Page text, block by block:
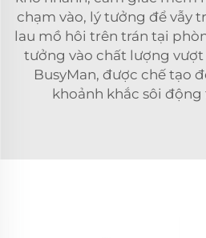
chạm vào, lý tưởng để vẫy
lau mồ hôi trên trán tại
tưởng vào chất lượng
BusyMan, được chế tạo
khoảnh khắc sôi